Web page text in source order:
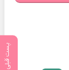
پست قبلی